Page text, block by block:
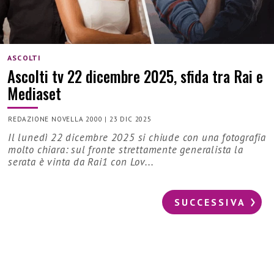
ASCOLTI
Ascolti tv 22 dicembre 2025, sfida tra Rai e
Mediaset
REDAZIONE NOVELLA 2000 |23 DIC 2025
Il lunedì 22 dicembre 2025 si chiude con una fotografia
molto chiara: sul fronte strettamente generalista la
serata è vinta da Rai1 con Lov...
SUCCESSIVA